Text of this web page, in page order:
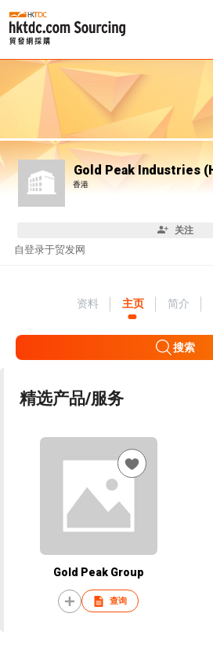
Gold Peak Industries
香港
关注
自登录于贸发网
资料 主页 简介
搜索
精选产品/服务
Gold Peak Group
查询